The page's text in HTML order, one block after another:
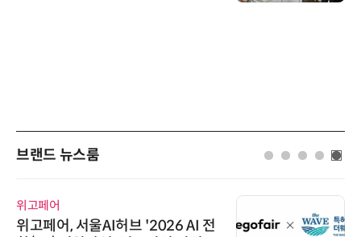
브랜드 뉴스룸
위고페어
위고페어, 서울AI허브 '2026 AI 전